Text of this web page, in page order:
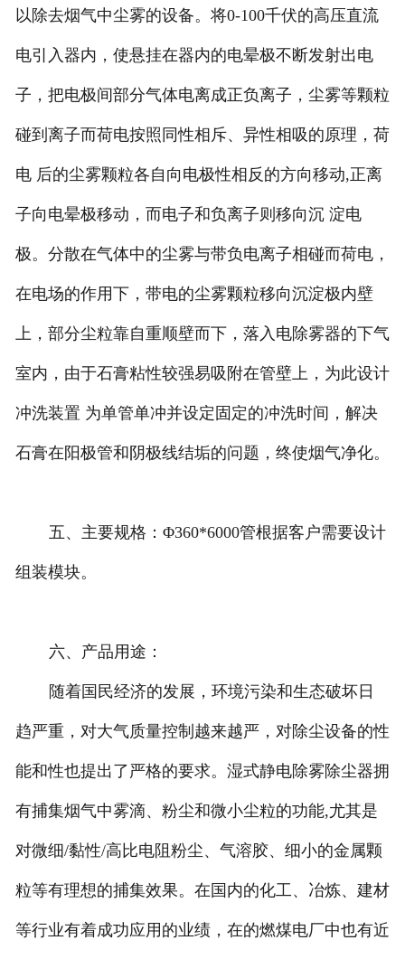
以除去烟气中尘雾的设备。将0-100千伏的高压直流
电引入器内，使悬挂在器内的电晕极不断发射出电
子，把电极间部分气体电离成正负离子，尘雾等颗粒
碰到离子而荷电按照同性相斥、异性相吸的原理，荷
电 后的尘雾颗粒各自向电极性相反的方向移动,正离
子向电晕极移动，而电子和负离子则移向沉 淀电
极。分散在气体中的尘雾与带负电离子相碰而荷电，
在电场的作用下，带电的尘雾颗粒移向沉淀极内壁
上，部分尘粒靠自重顺壁而下，落入电除雾器的下气
室内，由于石膏粘性较强易吸附在管壁上，为此设计
冲洗装置 为单管单冲并设定固定的冲洗时间，解决
石膏在阳极管和阴极线结垢的问题，终使烟气净化。
五、主要规格：Φ360*6000管根据客户需要设计
组装模块。
六、产品用途：
随着国民经济的发展，环境污染和生态破坏日
趋严重，对大气质量控制越来越严，对除尘设备的性
能和性也提出了严格的要求。湿式静电除雾除尘器拥
有捕集烟气中雾滴、粉尘和微小尘粒的功能,尤其是
对微细/黏性/高比电阻粉尘、气溶胶、细小的金属颗
粒等有理想的捕集效果。在国内的化工、冶炼、建材
等行业有着成功应用的业绩，在的燃煤电厂中也有近